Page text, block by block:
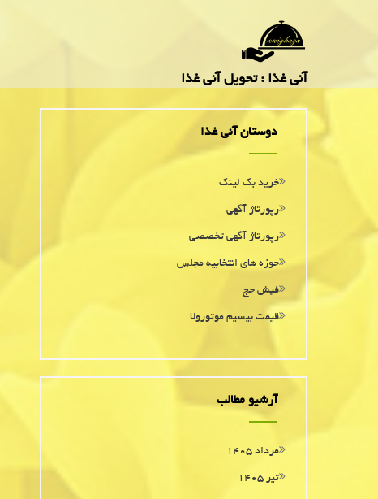
آنی غذا : تحویل آنی غذا
دوستان آنی غذا
خرید بک لینک
رپورتاژ آگهی
رپورتاژ آگهی تخصصی
حوزه های انتخابیه مجلس
فیش حج
قیمت بیسیم موتورولا
آرشیو مطالب
مرداد ۱۴۰۵
تیر ۱۴۰۵